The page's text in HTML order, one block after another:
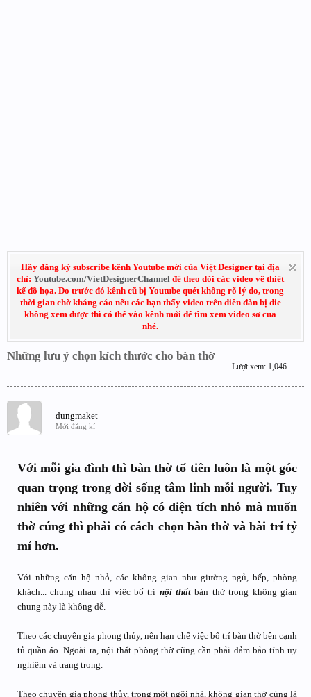
Hãy đăng ký subscribe kênh Youtube mới của Việt Designer tại địa
chỉ: Youtube.com/VietDesignerChannel để theo dõi các video về thiết
kế đồ họa. Do trước đó kênh cũ bị Youtube quét không rõ lý do, trong
thời gian chờ kháng cáo nếu các bạn thấy video trên diễn đàn bị die
không xem được thì có thể vào kênh mới để tìm xem video sơ cua
nhé.
Những lưu ý chọn kích thước cho bàn thờ
Lượt xem: 1,046
dungmaket
Mới đăng kí
Với mỗi gia đình thì bàn thờ tổ tiên luôn là một góc
quan trọng trong đời sống tâm linh mỗi người. Tuy
nhiên với những căn hộ có diện tích nhỏ mà muốn
thờ cúng thì phải có cách chọn bàn thờ và bài trí tỷ
mỉ hơn.
Với những căn hộ nhỏ, các không gian như giường ngủ, bếp, phòng
khách... chung nhau thì việc bố trí nội thất bàn thờ trong không gian
chung này là không dễ.
Theo các chuyên gia phong thủy, nên hạn chế việc bố trí bàn thờ bên cạnh
tủ quần áo. Ngoài ra, nội thất phòng thờ cũng cần phải đảm bảo tính uy
nghiêm và trang trọng.
Theo chuyên gia phong thủy, trong một ngôi nhà, không gian thờ cúng là